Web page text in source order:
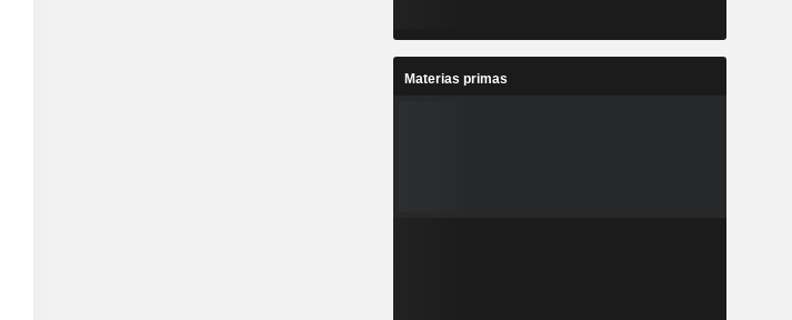
Materias primas